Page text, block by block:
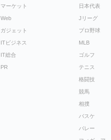
マーケット
Web
ガジェット
ITビジネス
IT総合
PR
日本代表
Jリーグ
プロ野球
MLB
ゴルフ
テニス
格闘技
競馬
相撲
バスケ
バレー